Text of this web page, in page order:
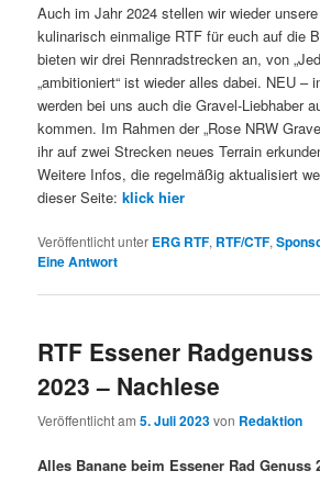
Auch im Jahr 2024 stellen wir wieder
kulinarisch einmalige RTF für euch auf die
bieten wir drei Rennradstrecken an, von
„ambitioniert“ ist wieder alles dabei. NEU –
werden bei uns auch die Gravel-Liebhaber
kommen. Im Rahmen der „Rose NRW
ihr auf zwei Strecken neues Terrain
Weitere Infos, die regelmäßig aktualisiert
dieser Seite:klick hier
Veröffentlicht unter ERG RTF, RTF/CTF,
EineAntwort
RTF Essener Radgenuss
2023 – Nachlese
Veröffentlicht am5. Juli 2023von Redaktion
Alles Banane beim Essener Rad Genuss